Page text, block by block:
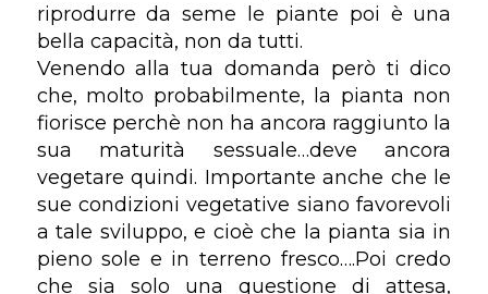
riprodurre da seme le piante poi è una
bella capacità, non da tutti.
Venendo alla tua domanda però ti dico
che, molto probabilmente, la pianta non
fiorisce perchè non ha ancora raggiunto la
sua maturità sessuale…deve ancora
vegetare quindi. Importante anche che le
sue condizioni vegetative siano favorevoli
a tale sviluppo, e cioè che la pianta sia in
pieno sole e in terreno fresco….Poi credo
che sia solo una questione di attesa,